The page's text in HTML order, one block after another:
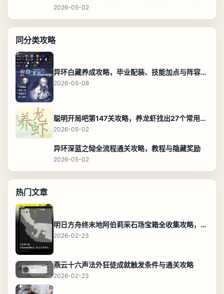
2026-05-02
同分类攻略
异环白藏养成攻略，毕业配装、技能加点与阵容搭配保姆级解析
2026-05-08
聪明开局吧第147关攻略，养龙虾找出27个常用字通关答案
2026-05-02
异环深蓝之恸全流程通关攻略，教程与隐藏奖励
2026-05-02
热门文章
明日方舟终末地阿伯莉采石场宝箱全收集攻略，全点位分布图与路线
2026-02-23
燕云十六声法外狂徒成就触发条件与通关攻略
2026-02-23